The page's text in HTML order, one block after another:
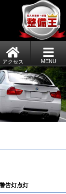
アクセス MENU
告灯点灯